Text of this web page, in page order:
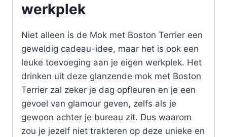
werkplek
Niet alleen is de Mok met Boston Terrier een
geweldig cadeau-idee, maar het is ook een
leuke toevoeging aan je eigen werkplek. Het
drinken uit deze glanzende mok met Boston
Terrier zal zeker je dag opfleuren en je een
gevoel van glamour geven, zelfs als je
gewoon achter je bureau zit. Dus waarom
zou je jezelf niet trakteren op deze unieke en